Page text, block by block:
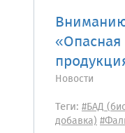
Новости
Теги: #БАД
добавка)